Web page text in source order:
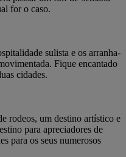
for o caso.
sulista e os arranha-
Fique encantado
cidades.
rodeos, um destino artístico e
para apreciadores de
para os seus numerosos